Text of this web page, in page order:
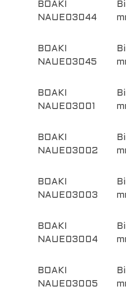
BOAKI
NAUE03044
BOAKI
NAUE03045
BOAKI
NAUE03001
BOAKI
NAUE03002
BOAKI
NAUE03003
BOAKI
NAUE03004
BOAKI
NAUE03005